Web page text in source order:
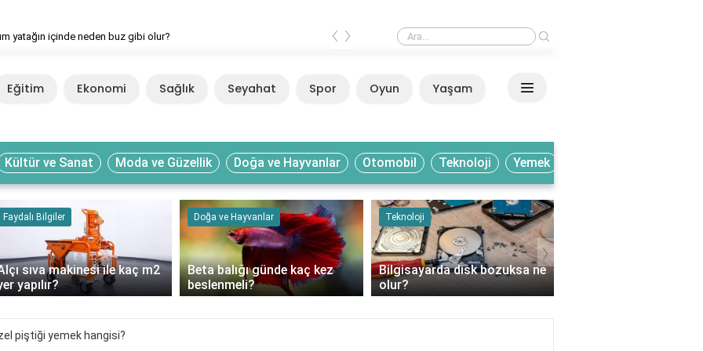
yatağın içinde neden buz gibi olur? Ayaklarım yatağın içinde neden buz gibi olur?
‹ ›
Eğitim Ekonomi Sağlık Seyahat Spor Oyun Yaşam
Kültür ve Sanat Moda ve Güzellik Doğa ve Hayvanlar Otomobil Teknoloji Yemek
Faydalı Bilgiler
sıva makinesi ile kaç m2
yapılır?
Doğa ve Hayvanlar
Beta balığı günde kaç kez
beslenmeli?
Teknoloji
Bilgisayarda disk bozuksa ne
olur?
›
piştiği yemek hangisi?